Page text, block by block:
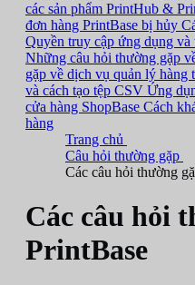
các sản phẩm PrintHub &
đơn hàng PrintBase bị hủy
Quyền truy cập ứng dụng và
Những câu hỏi thường gặp
gặp về dịch vụ quản lý hàng
và cách tạo tệp CSV Ứng
cửa hàng ShopBase Cách
hàng
Trang chủ
Câu hỏi thường gặp
Các câu hỏi thường
Các câu hỏi
PrintBase